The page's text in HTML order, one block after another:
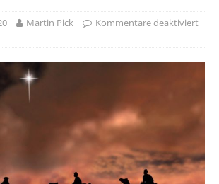
Martin Pick Kommentare deaktiviert